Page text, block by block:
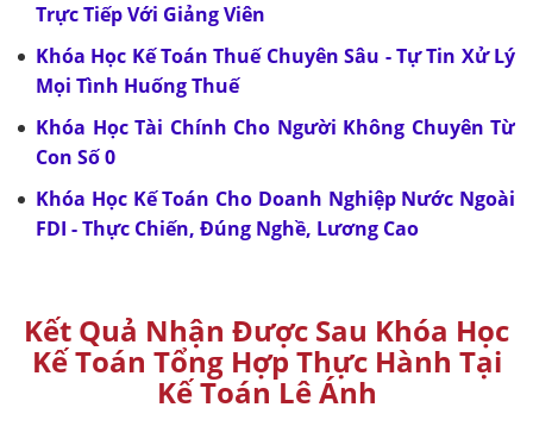
Trực Tiếp Với Giảng Viên
Khóa Học Kế Toán Thuế Chuyên Sâu - Tự Tin Xử Lý
Mọi Tình Huống Thuế
Khóa Học Tài Chính Cho Người Không Chuyên Từ
Con Số 0
Khóa Học Kế Toán Cho Doanh Nghiệp Nước Ngoài
FDI - Thực Chiến, Đúng Nghề, Lương Cao
Kết Quả Nhận Được Sau Khóa Học
Kế Toán Tổng Hợp Thực Hành Tại
Kế Toán Lê Ánh